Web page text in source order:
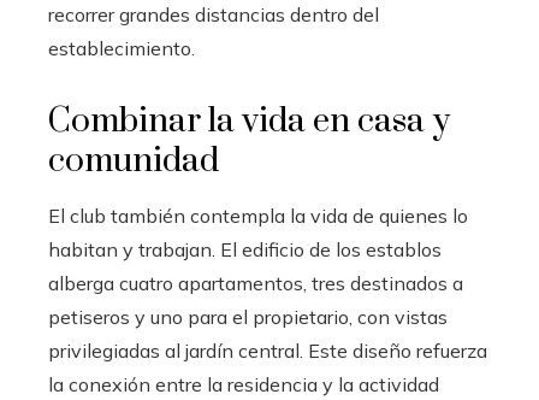
recorrer grandes distancias dentro del
establecimiento.
Combinar la vida en casa y
comunidad
El club también contempla la vida de quienes lo
habitan y trabajan. El edificio de los establos
alberga cuatro apartamentos, tres destinados a
petiseros y uno para el propietario, con vistas
privilegiadas al jardín central. Este diseño refuerza
la conexión entre la residencia y la actividad